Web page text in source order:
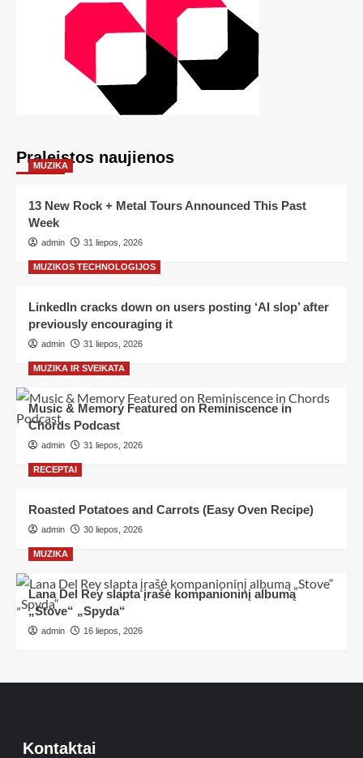
Praleistos naujienos
MUZIKA
13 New Rock + Metal Tours Announced This Past
Week
admin 31 liepos, 2026
MUZIKOS TECHNOLOGIJOS
LinkedIn cracks down on users posting ‘AI slop’ after
previously encouraging it
admin 31 liepos, 2026
MUZIKA IR SVEIKATA
Music & Memory Featured on Reminiscence in
Chords Podcast
admin 31 liepos, 2026
RECEPTAI
Roasted Potatoes and Carrots (Easy Oven Recipe)
admin 30 liepos, 2026
MUZIKA
Lana Del Rey slapta įrašė kompanioninį albumą
„Stove“ „Spyda“
admin 16 liepos, 2026
Kontaktai